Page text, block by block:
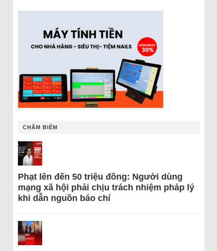
CHÂM BIẾM
Phạt lên đến 50 triệu đồng: Người dùng
mạng xã hội phải chịu trách nhiệm pháp lý
khi dẫn nguồn báo chí